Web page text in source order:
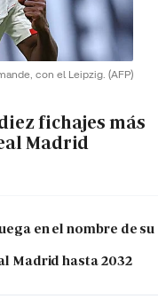
con el Leipzig. (AFP)
fichajes más
Madrid
en el nombre de su
Madrid hasta 2032